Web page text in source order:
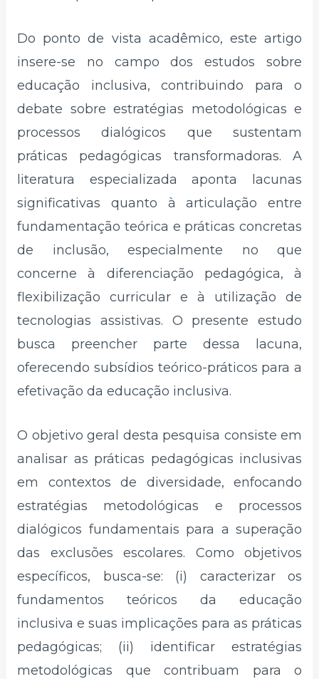
Do ponto de vista acadêmico, este artigo
insere-se no campo dos estudos sobre
educação inclusiva, contribuindo para o
debate sobre estratégias metodológicas e
processos dialógicos que sustentam
práticas pedagógicas transformadoras. A
literatura especializada aponta lacunas
significativas quanto à articulação entre
fundamentação teórica e práticas concretas
de inclusão, especialmente no que
concerne à diferenciação pedagógica, à
flexibilização curricular e à utilização de
tecnologias assistivas. O presente estudo
busca preencher parte dessa lacuna,
oferecendo subsídios teórico-práticos para a
efetivação da educação inclusiva.
O objetivo geral desta pesquisa consiste em
analisar as práticas pedagógicas inclusivas
em contextos de diversidade, enfocando
estratégias metodológicas e processos
dialógicos fundamentais para a superação
das exclusões escolares. Como objetivos
específicos, busca-se: (i) caracterizar os
fundamentos teóricos da educação
inclusiva e suas implicações para as práticas
pedagógicas; (ii) identificar estratégias
metodológicas que contribuam para o